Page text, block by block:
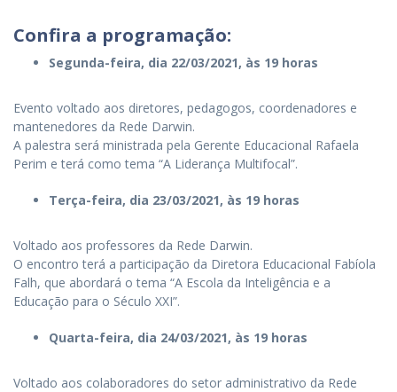
Confira a programação:
Segunda-feira, dia 22/03/2021, às 19 horas
Evento voltado aos diretores, pedagogos, coordenadores e
mantenedores da Rede Darwin.
A palestra será ministrada pela Gerente Educacional Rafaela
Perim e terá como tema “A Liderança Multifocal”.
Terça-feira, dia 23/03/2021, às 19 horas
Voltado aos professores da Rede Darwin.
O encontro terá a participação da Diretora Educacional Fabíola
Falh, que abordará o tema “A Escola da Inteligência e a
Educação para o Século XXI”.
Quarta-feira, dia 24/03/2021, às 19 horas
Voltado aos colaboradores do setor administrativo da Rede